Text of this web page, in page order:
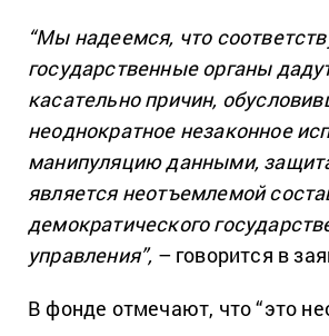
“Мы надеемся, что
государственные органы
касательно причин,
неоднократное незаконное
манипуляцию данными,
является неотъемлемой
демократического
управления”, – говорится в
В фонде отмечают, что “это